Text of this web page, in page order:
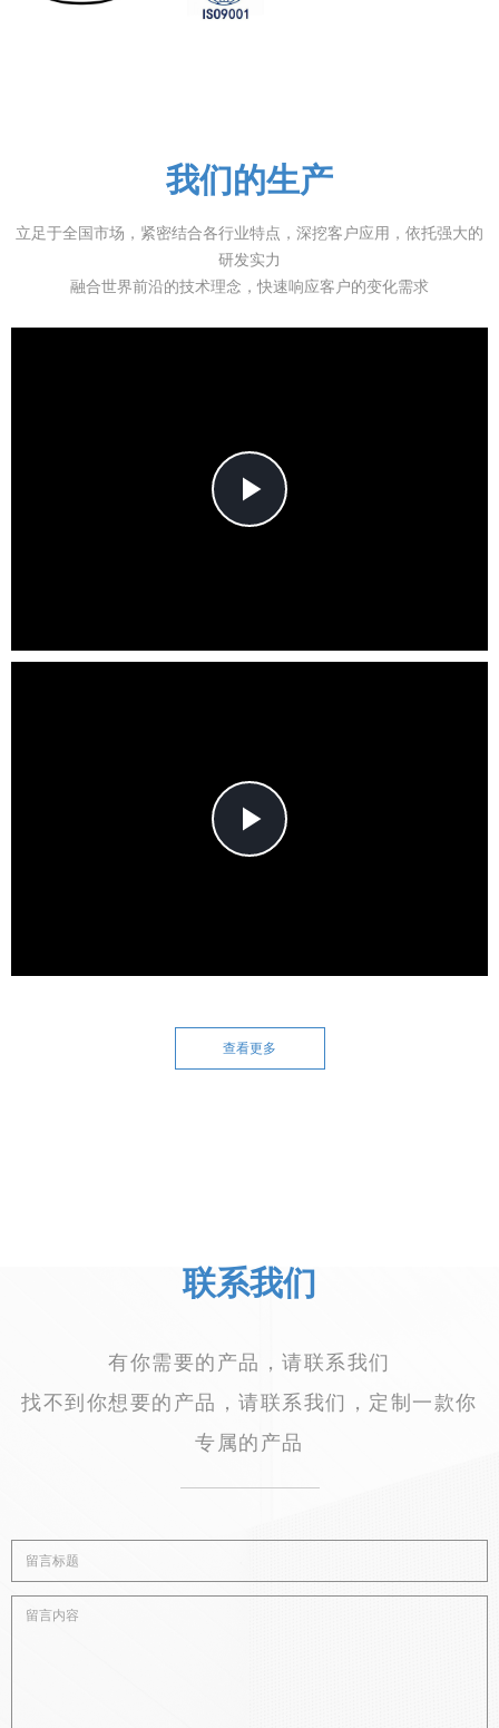
有你需要的产品，请联系我们
找不到你想要的产品，请联系我们，定制一款你
专属的产品
联系我们
我们的生产
立足于全国市场，紧密结合各行业特点，深挖客户应用，依托强大的
研发实力
融合世界前沿的技术理念，快速响应客户的变化需求
查看更多
Play
Play